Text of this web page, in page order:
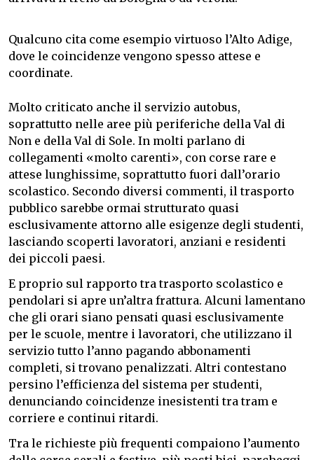
Qualcuno cita come esempio virtuoso l’Alto Adige,
dove le coincidenze vengono spesso attese e
coordinate.
Molto criticato anche il servizio autobus,
soprattutto nelle aree più periferiche della Val di
Non e della Val di Sole. In molti parlano di
collegamenti «molto carenti», con corse rare e
attese lunghissime, soprattutto fuori dall’orario
scolastico. Secondo diversi commenti, il trasporto
pubblico sarebbe ormai strutturato quasi
esclusivamente attorno alle esigenze degli studenti,
lasciando scoperti lavoratori, anziani e residenti
dei piccoli paesi.
E proprio sul rapporto tra trasporto scolastico e
pendolari si apre un’altra frattura. Alcuni lamentano
che gli orari siano pensati quasi esclusivamente
per le scuole, mentre i lavoratori, che utilizzano il
servizio tutto l’anno pagando abbonamenti
completi, si trovano penalizzati. Altri contestano
persino l’efficienza del sistema per studenti,
denunciando coincidenze inesistenti tra tram e
corriere e continui ritardi.
Tra le richieste più frequenti compaiono l’aumento